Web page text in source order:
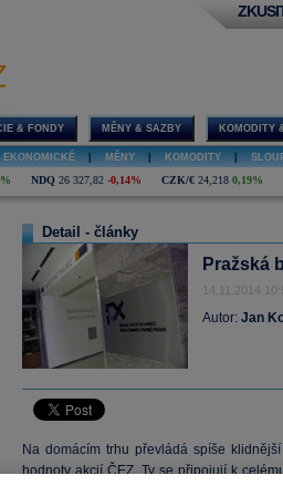
& FONDY MĚNY & SAZBY KOMODITY
EKONOMICKÉ MĚNY KOMODITY
NDQ 26 327,82 -0,14% CZK/€ 24,218 0,19%
Detail - články
Pražská
14.11.2014
Autor: Jan
Na domácím trhu převládá spíše
hodnoty akciíČEZ. Ty se připojují k